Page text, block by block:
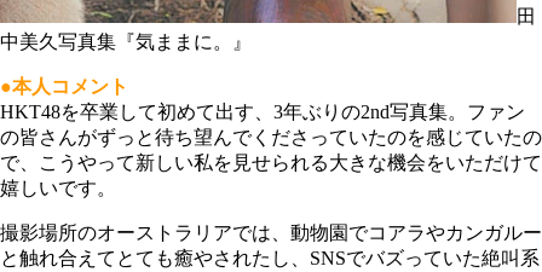
田
中美久写真集『気ままに。』
●本人コメント
HKT48を卒業して初めて出す、3年ぶりの2nd写真集。ファン
の皆さんがずっと待ち望んでくださっていたのを感じていたの
で、こうやって新しい私を見せられる大きな機会をいただけて
嬉しいです。
撮影場所のオーストラリアでは、動物園でコアラやカンガルー
と触れ合えてとても癒やされたし、SNSでバズっていた絶叫系